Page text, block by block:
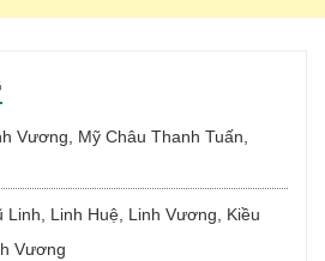
Vương, Mỹ Châu Thanh Tuấn,
Linh, Linh Huệ, Linh Vương, Kiều
Vương